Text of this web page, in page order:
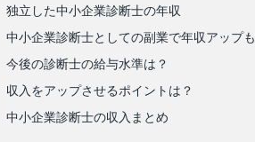
独立した中小企業診断士の年収
中小企業診断士としての副業で年収アップも
今後の診断士の給与水準は？
収入をアップさせるポイントは？
中小企業診断士の収入まとめ